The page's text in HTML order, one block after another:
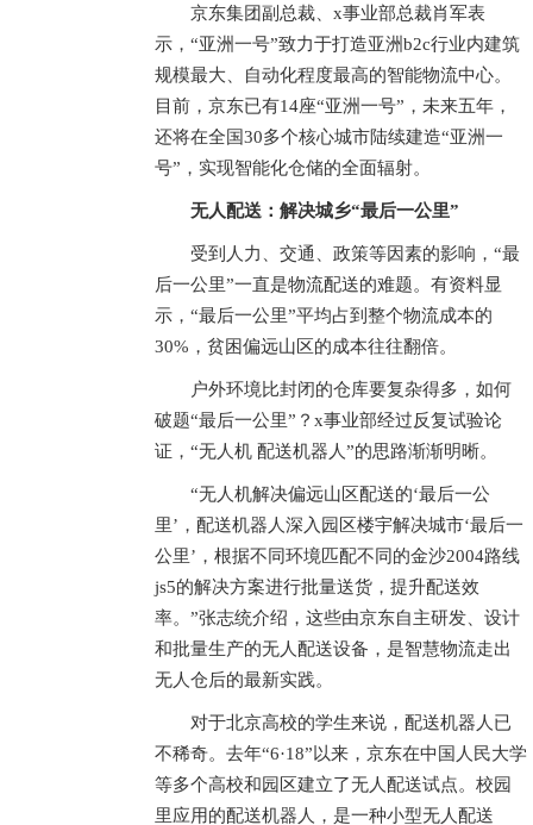
京东集团副总裁、x事业部总裁肖军表
示，“亚洲一号”致力于打造亚洲b2c行业内建筑
规模最大、自动化程度最高的智能物流中心。
目前，京东已有14座“亚洲一号”，未来五年，
还将在全国30多个核心城市陆续建造“亚洲一
号”，实现智能化仓储的全面辐射。
无人配送：解决城乡“最后一公里”
受到人力、交通、政策等因素的影响，“最
后一公里”一直是物流配送的难题。有资料显
示，“最后一公里”平均占到整个物流成本的
30%，贫困偏远山区的成本往往翻倍。
户外环境比封闭的仓库要复杂得多，如何
破题“最后一公里”？x事业部经过反复试验论
证，“无人机 配送机器人”的思路渐渐明晰。
“无人机解决偏远山区配送的‘最后一公
里’，配送机器人深入园区楼宇解决城市‘最后一
公里’，根据不同环境匹配不同的金沙2004路线
js5的解决方案进行批量送货，提升配送效
率。”张志统介绍，这些由京东自主研发、设计
和批量生产的无人配送设备，是智慧物流走出
无人仓后的最新实践。
对于北京高校的学生来说，配送机器人已
不稀奇。去年“6·18”以来，京东在中国人民大学
等多个高校和园区建立了无人配送试点。校园
里应用的配送机器人，是一种小型无人配送